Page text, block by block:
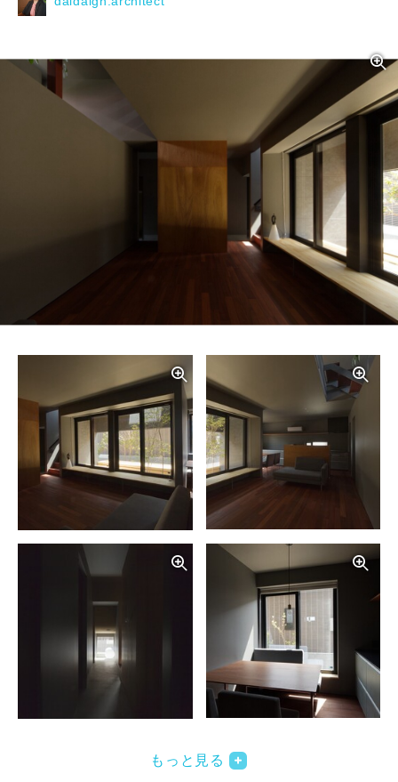
写真を拡大する
写真を拡大する
もっと見る